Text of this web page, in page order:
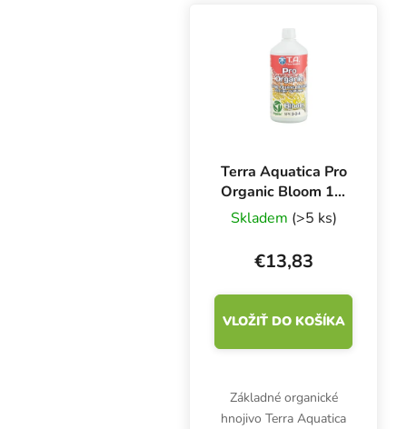
ekologické
poľnohospodárstvo.
Terra Aquatica Pro
Organic Bloom 1 l,
bio hnojivo pre
kvety
Skladem (>5 ks)
€13,83
VLOŽIŤ DO KOŠÍKA
Základné organické
hnojivo Terra Aquatica